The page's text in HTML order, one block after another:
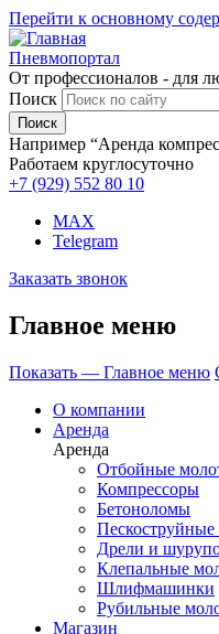
Перейти к основному
Пневмопортал
От профессионалов - для
Поиск
Например “Аренда
Работаем круглосуточно
+7 (929) 552 80 10
MAX
Telegram
Заказать звонок
Главное меню
Показать — Главное меню
О компании
Аренда
Аренда
Отбойные
Компрессоры
Бетоноломы
Пескоструйные
Дрели и
Клепальные
Шлифмашинки
Рубильные
Магазин